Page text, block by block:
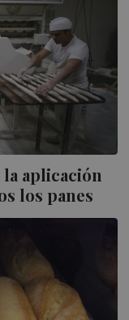
aplicación
los panes